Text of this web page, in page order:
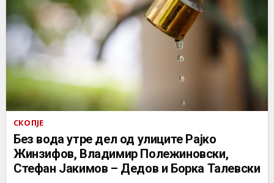
СКОПЈЕ
Без вода утре дел од улиците Рајко
Жинзифов, Владимир Полежиновски,
Стефан Јакимов – Дедов и Борка Талевски